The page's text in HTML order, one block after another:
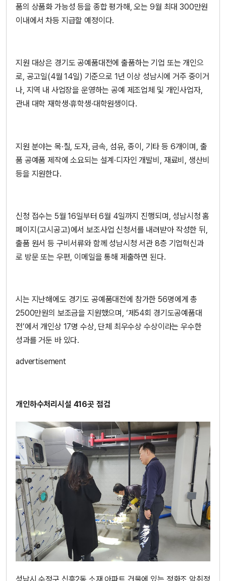
품의 상품화 가능성 등을 종합 평가해, 오는 9월 최대 300만원
이내에서 차등 지급할 예정이다.
지원 대상은 경기도 공예품대전에 출품하는 기업 또는 개인으
로, 공고일(4월 14일) 기준으로 1년 이상 성남시에 거주 중이거
나, 지역 내 사업장을 운영하는 공예 제조업체 및 개인사업자,
관내 대학 재학생·휴학생·대학원생이다.
지원 분야는 목·칠, 도자, 금속, 섬유, 종이, 기타 등 6개이며, 출
품 공예품 제작에 소요되는 설계·디자인 개발비, 재료비, 생산비
등을 지원한다.
신청 접수는 5월 16일부터 6월 4일까지 진행되며, 성남시청 홈
페이지(고시공고)에서 보조사업 신청서를 내려받아 작성한 뒤,
출품 원서 등 구비서류와 함께 성남시청 서관 8층 기업혁신과
로 방문 또는 우편, 이메일을 통해 제출하면 된다.
시는 지난해에도 경기도 공예품대전에 참가한 56명에게 총
2500만원의 보조금을 지원했으며, ‘제54회 경기도공예품대
전’에서 개인상 17명 수상, 단체 최우수상 수상이라는 우수한
성과를 거둔 바 있다.
advertisement
개인하수처리시설 416곳 점검
성남시 수정구 신흥2동 소재 아파트 건물에 있는 정화조 악취정